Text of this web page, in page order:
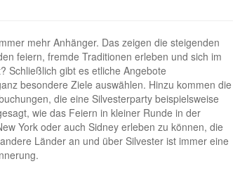
mehr Anhänger. Das zeigen die steigenden
feiern, fremde Traditionen erleben und sich im
Schließlich gibt es etliche Angebote
besondere Ziele auswählen. Hinzu kommen die
die eine Silvesterparty beispielsweise
wie das Feiern in kleiner Runde in der
York oder auch Sidney erleben zu können, die
Länder an und über Silvester ist immer eine